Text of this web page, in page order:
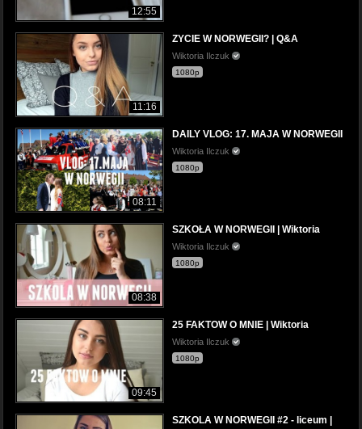
12:55
11:16
ZYCIE W NORWEGII? | Q&A
Wiktoria Ilczuk
1080p
08:11
DAILY VLOG: 17. MAJA W NORWEGII
Wiktoria Ilczuk
1080p
08:38
SZKOŁA W NORWEGII | Wiktoria
Wiktoria Ilczuk
1080p
09:45
25 FAKTOW O MNIE | Wiktoria
Wiktoria Ilczuk
1080p
SZKOLA W NORWEGII #2 - liceum |